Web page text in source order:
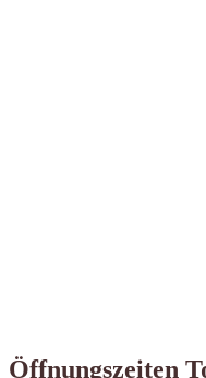
Öffnungszeiten